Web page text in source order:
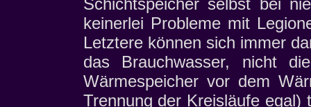
keinerlei Probleme mit
Letztere können sich immer
das Brauchwasser, nicht
Wärmespeicher vor dem
Trennung der Kreisläufe